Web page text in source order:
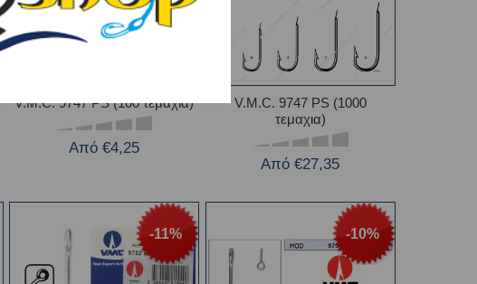
V.M.C. 9747 PS (100 τεμαχια)
Από €4,25
V.M.C. 9747 PS (1000
τεμαχια)
Από €27,35
-11% -10%